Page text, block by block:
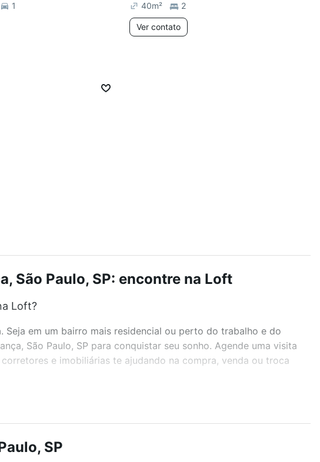
1
40m² 2
Ver contato
São Paulo, SP: encontre na Loft
Loft?
em um bairro mais residencial ou perto do trabalho e do
São Paulo, SP para conquistar seu sonho. Agende uma visita
e imobiliárias te ajudando na compra, venda ou troca
pode usar os filtros como quantidade de quartos, suítes, com
academia, salão de festas ou área verde e encontrar
SP